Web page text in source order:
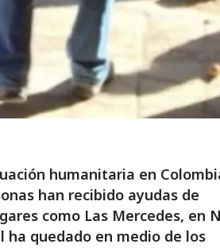
humanitaria en
han recibido ayudas de
como Las Mercedes, en
ha quedado en medio de los